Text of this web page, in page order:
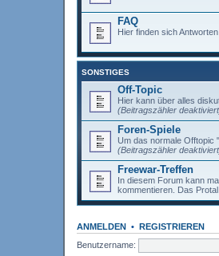
FAQ
Hier finden sich
SONSTIGES
Off-Topic
Hier kann über alles
(Beitragszähler
Foren-Spiele
Um das normale Offtopic
(Beitragszähler
Freewar-Treffen
In diesem Forum kann
kommentieren. Das
ANMELDEN • REGISTRIEREN
Benutzername: